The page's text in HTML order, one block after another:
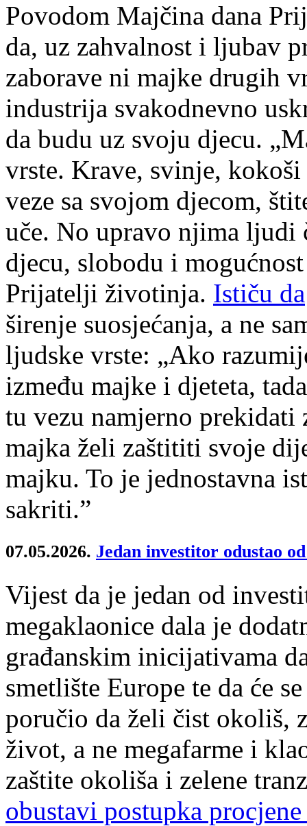
Povodom Majčina dana
da, uz zahvalnost i ljubav
zaborave ni majke drugih
industrija svakodnevno
da budu uz svoju djecu.
vrste. Krave, svinje,
veze sa svojom djecom,
uče. No upravo njima ljudi
djecu, slobodu i
Prijatelji životinja. Ističu da
širenje suosjećanja, a ne
ljudske vrste: „Ako
između majke i djeteta,
tu vezu namjerno
majka želi zaštititi svoje
majku. To je jednostavna
sakriti.”
07.05.2026. Jedan investitor odustao
Vijest da je jedan od
megaklaonice dala je
građanskim inicijativama
smetlište Europe te da će
poručio da želi čist okoliš,
život, a ne megafarme i
zaštite okoliša i zelene
obustavi postupka